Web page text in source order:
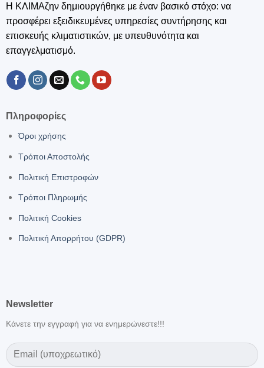
Η ΚΛΙΜΑζην δημιουργήθηκε με έναν βασικό στόχο: να
προσφέρει εξειδικευμένες υπηρεσίες συντήρησης και
επισκευής κλιματιστικών, με υπευθυνότητα και
επαγγελματισμό.
Πληροφορίες
Όροι χρήσης
Τρόποι Αποστολής
Πολιτική Επιστροφών
Τρόποι Πληρωμής
Πολιτική Cookies
Πολιτική Απορρήτου (GDPR)
Newsletter
Κάνετε την εγγραφή για να ενημερώνεστε!!!